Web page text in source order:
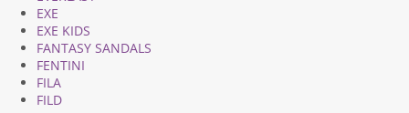
EXE
EXE KIDS
FANTASY SANDALS
FENTINI
FILA
FILD